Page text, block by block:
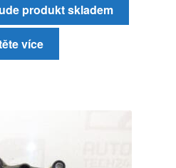
produkt skladem
více